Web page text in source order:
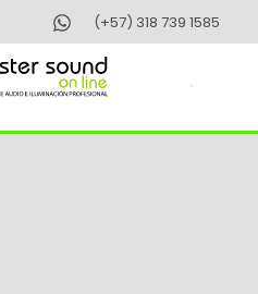
(+57) 318 739 1585